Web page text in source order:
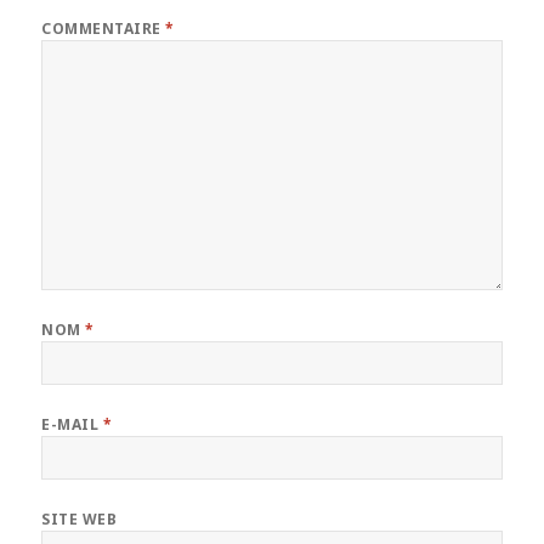
COMMENTAIRE*
NOM*
E-MAIL *
SITE WEB